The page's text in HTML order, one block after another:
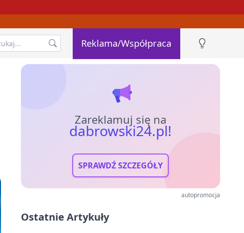
Reklama/Współpraca
Zareklamuj się na
dabrowski24.pl!
SPRAWDŹ SZCZEGÓŁY
autopromocja
Ostatnie Artykuły